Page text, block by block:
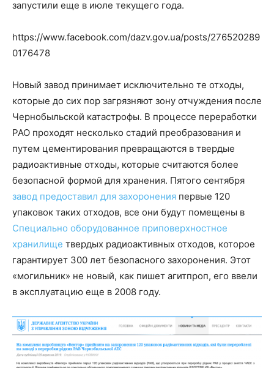
запустили еще в июле текущего года.
https://www.facebook.com/dazv.gov.ua/posts/276520289
0176478
Новый завод принимает исключительно те отходы,
которые до сих пор загрязняют зону отчуждения после
Чернобыльской катастрофы. В процессе переработки
РАО проходят несколько стадий преобразования и
путем цементирования превращаются в твердые
радиоактивные отходы, которые считаются более
безопасной формой для хранения. Пятого сентября
завод предоставил для захоронения первые 120
упаковок таких отходов, все они будут помещены в
Специально оборудованное приповерхностное
хранилище твердых радиоактивных отходов, которое
гарантирует 300 лет безопасного захоронения. Этот
«могильник» не новый, как пишет агитпроп, его ввели
в эксплуатацию еще в 2008 году.